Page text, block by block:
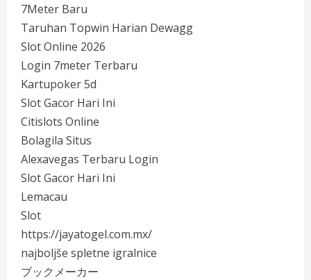
7Meter Baru
Taruhan Topwin Harian Dewagg
Slot Online 2026
Login 7meter Terbaru
Kartupoker 5d
Slot Gacor Hari Ini
Citislots Online
Bolagila Situs
Alexavegas Terbaru Login
Slot Gacor Hari Ini
Lemacau
Slot
https://jayatogel.com.mx/
najboljše spletne igralnice
ブックメーカー